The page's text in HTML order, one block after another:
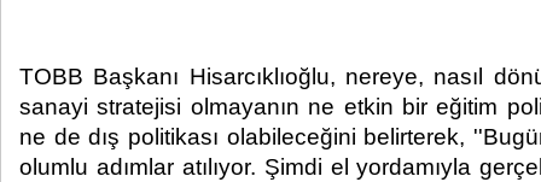
TOBB Başkanı Hisarcıklıoğlu, nereye, nasıl
sanayi stratejisi olmayanın ne etkin bir eğitim
ne de dış politikası olabileceğini belirterek,
olumlu adımlar atılıyor. Şimdi el yordamıyla